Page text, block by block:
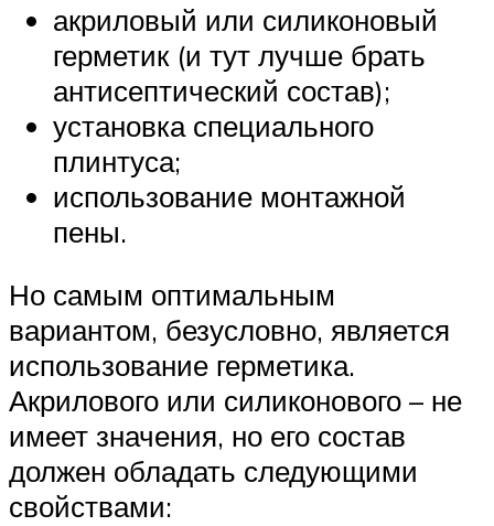
акриловый или силиконовый
герметик (и тут лучше брать
антисептический состав);
установка специального
плинтуса;
использование монтажной
пены.
Но самым оптимальным
вариантом, безусловно, является
использование герметика.
Акрилового или силиконового – не
имеет значения, но его состав
должен обладать следующими
свойствами: